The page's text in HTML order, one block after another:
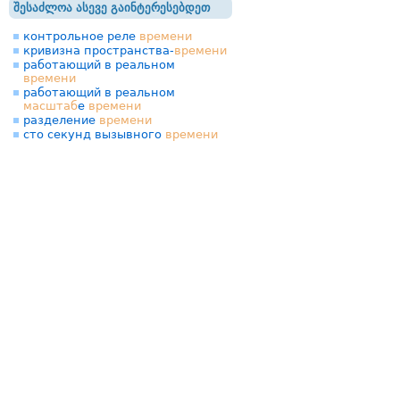
შესაძლოა ასევე გაინტერესებდეთ
контрольное реле времени
кривизна пространства-времени
работающий в реальном
времени
работающий в реальном
масштабе времени
разделение времени
сто секунд вызывного времени